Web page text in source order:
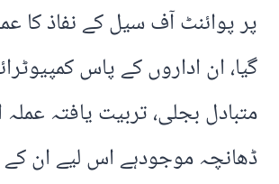
پر پوائنٹ آف سیل کے نفاذ کا
گیا، ان اداروں کے پاس
متبادل بجلی، تربیت یافتہ
ڈھانچہ موجودہے اس لیے ان